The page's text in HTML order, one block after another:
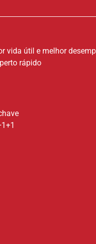
vida útil e melhor
rápido